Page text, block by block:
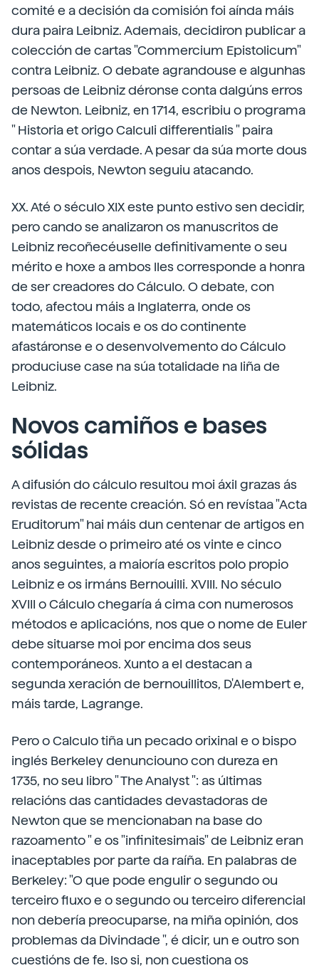
comité e a decisión da comisión foi aínda máis
dura paira Leibniz. Ademais, decidiron publicar a
colección de cartas "Commercium Epistolicum"
contra Leibniz. O debate agrandouse e algunhas
persoas de Leibniz déronse conta dalgúns erros
de Newton. Leibniz, en 1714, escribiu o programa
" Historia et origo Calculi differentialis " paira
contar a súa verdade. A pesar da súa morte dous
anos despois, Newton seguiu atacando.
XX. Até o século XIX este punto estivo sen decidir,
pero cando se analizaron os manuscritos de
Leibniz recoñecéuselle definitivamente o seu
mérito e hoxe a ambos lles corresponde a honra
de ser creadores do Cálculo. O debate, con
todo, afectou máis a Inglaterra, onde os
matemáticos locais e os do continente
afastáronse e o desenvolvemento do Cálculo
produciuse case na súa totalidade na liña de
Leibniz.
Novos camiños e bases
sólidas
A difusión do cálculo resultou moi áxil grazas ás
revistas de recente creación. Só en revístaa "Acta
Eruditorum" hai máis dun centenar de artigos en
Leibniz desde o primeiro até os vinte e cinco
anos seguintes, a maioría escritos polo propio
Leibniz e os irmáns Bernouilli. XVIII. No século
XVIII o Cálculo chegaría á cima con numerosos
métodos e aplicacións, nos que o nome de Euler
debe situarse moi por encima dos seus
contemporáneos. Xunto a el destacan a
segunda xeración de bernouillitos, D'Alembert e,
máis tarde, Lagrange.
Pero o Calculo tiña un pecado orixinal e o bispo
inglés Berkeley denunciouno con dureza en
1735, no seu libro " The Analyst ": as últimas
relacións das cantidades devastadoras de
Newton que se mencionaban na base do
razoamento " e os "infinitesimais" de Leibniz eran
inaceptables por parte da raíña. En palabras de
Berkeley: "O que pode engulir o segundo ou
terceiro fluxo e o segundo ou terceiro diferencial
non debería preocuparse, na miña opinión, dos
problemas da Divindade ", é dicir, un e outro son
cuestións de fe. Iso si, non cuestiona os